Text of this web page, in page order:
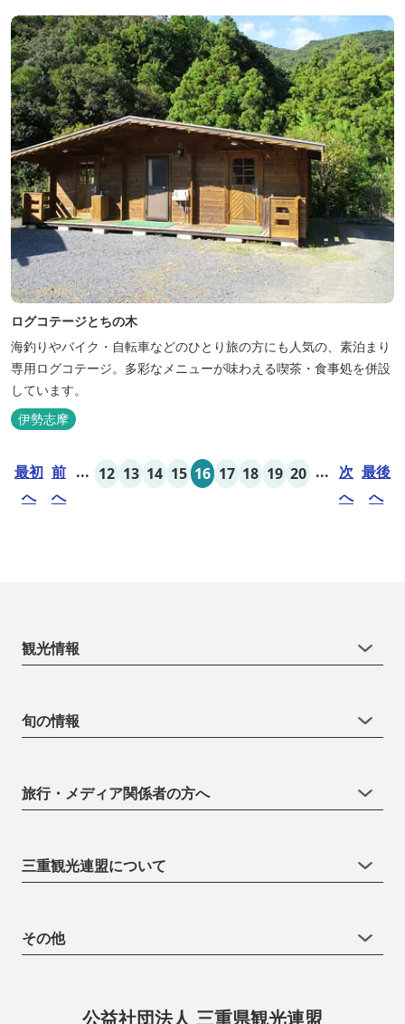
した「阿曽温泉」もあります。
ログコテージとちの木
海釣りやバイク・自転車などのひとり旅の方にも人気の、素泊まり
専用ログコテージ。多彩なメニューが味わえる喫茶・食事処を併設
しています。
伊勢志摩
最初
へ
前
へ
... 12 13 14 15 16 17 18 19 20 ... 次
へ
最後
へ
観光情報
旬の情報
旅行・メディア関係者の方へ
三重観光連盟について
その他
公益社団法人 三重県観光連盟